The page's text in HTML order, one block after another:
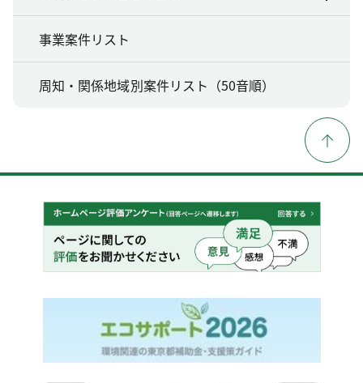
事業案件リスト
周知・関係地域別案件リスト（50音順）